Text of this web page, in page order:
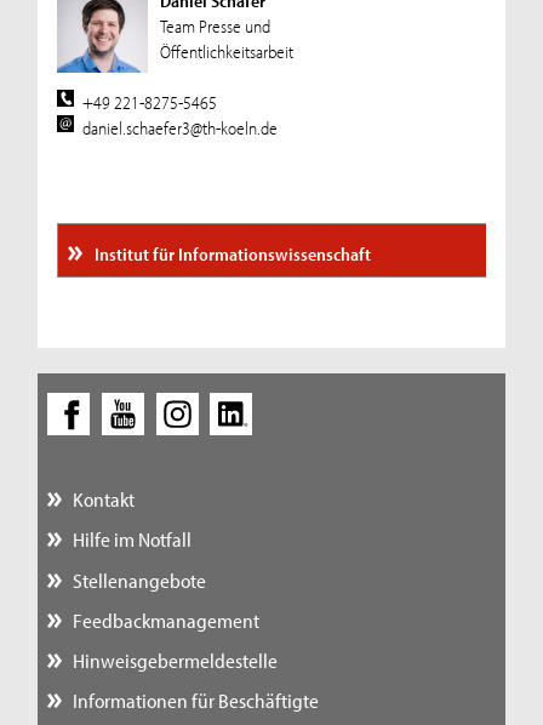
Team Presse und
Öffentlichkeitsarbeit
+49 221-8275-5465
daniel.schaefer3@th-koeln.de
Institut für Informationswissenschaft
Kontakt
Hilfe im Notfall
Stellenangebote
Feedbackmanagement
Hinweisgebermeldestelle
Informationen für Beschäftigte